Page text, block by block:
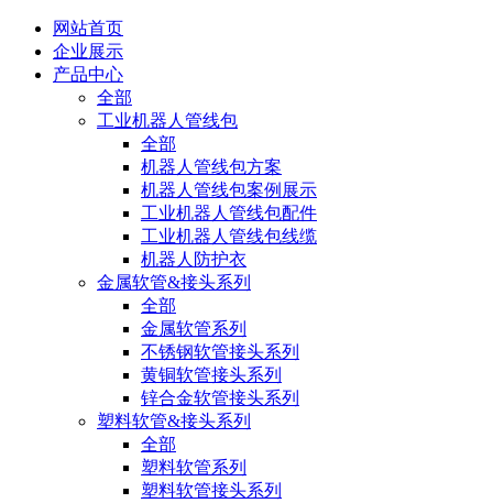
网站首页
企业展示
产品中心
全部
工业机器人管线包
全部
机器人管线包方案
机器人管线包案例展示
工业机器人管线包配件
工业机器人管线包线缆
机器人防护衣
金属软管&接头系列
全部
金属软管系列
不锈钢软管接头系列
黄铜软管接头系列
锌合金软管接头系列
塑料软管&接头系列
全部
塑料软管系列
塑料软管接头系列